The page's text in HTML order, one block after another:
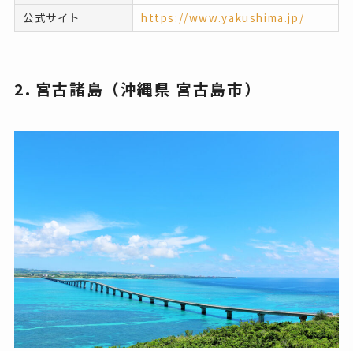
公式サイト https://www.yakushima.jp/
2. 宮古諸島（沖縄県 宮古島市）